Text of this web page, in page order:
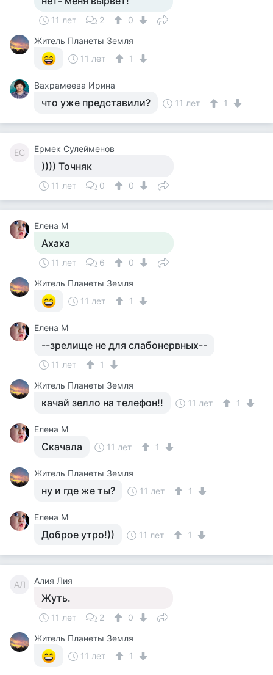
11 лет 2
0
Житель Планеты Земля
11 лет
1
Вахрамеева Ирина
что уже представили? 11 лет 1
ЕС Ермек Сулейменов
)))) Точняк
11 лет 0 0
Елена М
Ахаха
11 лет 6
0
Житель Планеты Земля
11 лет
1
Елена М
--зрелище не для слабонервных--
11 лет
1
Житель Планеты Земля
качай зелло на телефон!! 11 лет 1
Елена М
Скачала 11 лет 1
Житель Планеты Земля
ну и где же ты? 11 лет 1
Елена М
Доброе утро!)) 11 лет 1
АЛ Алия Лия
Жуть.
11 лет 2
0
Житель Планеты Земля
11 лет
1